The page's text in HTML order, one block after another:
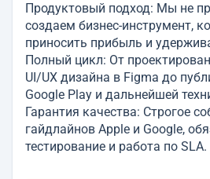
Продуктовый подход: Мы не
создаем бизнес-инструмент,
приносить прибыль и
Полный цикл: От
UI/UX дизайна в Figma до
Google Play и дальнейшей
Гарантия качества: Строгое
гайдлайнов Apple и Google,
тестирование и работа по SLA.